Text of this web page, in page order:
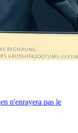
n'enrayera pas le